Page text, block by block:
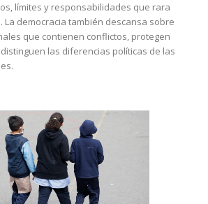
límites y responsabilidades que rara
La democracia también descansa sobre
que contienen conflictos, protegen
las diferencias políticas de las